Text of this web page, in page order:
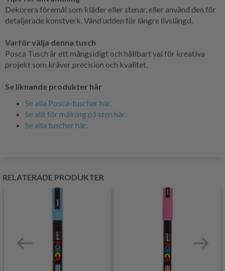
Dekorera föremål som kläder eller stenar, eller använd den för
detaljerade konstverk. Vänd udden för längre livslängd.
Varför välja denna tusch
Posca Tusch är ett mångsidigt och hållbart val för kreativa
projekt som kräver precision och kvalitet.
Se liknande produkter här
Se alla Posca-tuscher här.
Se allt för målning på sten här.
Se alla tuscher här.
RELATERADE PRODUKTER